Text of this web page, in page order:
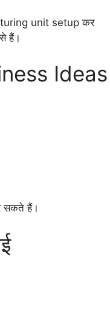
unit setup कर
हैं।
Ideas
सकते हैं।